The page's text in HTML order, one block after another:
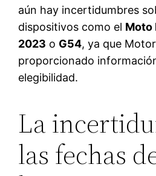
aún hay incertidumbres
dispositivos como el Moto
2023 o G54, ya que
proporcionado
elegibilidad.
La
las fechas